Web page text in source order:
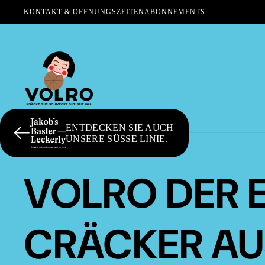
KONTAKT & ÖFFNUNGSZEITENABONNEMENTS
ENTDECKEN SIE AUCH
UNSERE SÜSSE LINIE.
VOLRO DER
CRÄCKER